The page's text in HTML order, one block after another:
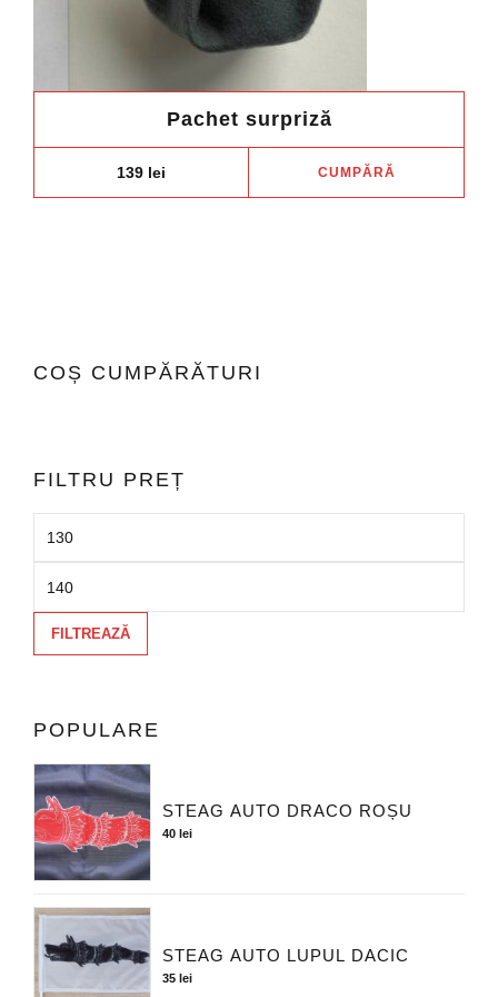
Pachet surpriză
139 lei CUMPĂRĂ
COȘ CUMPĂRĂTURI
FILTRU PREȚ
FILTREAZĂ
POPULARE
STEAG AUTO DRACO ROȘU
40 lei
STEAG AUTO LUPUL DACIC
35lei